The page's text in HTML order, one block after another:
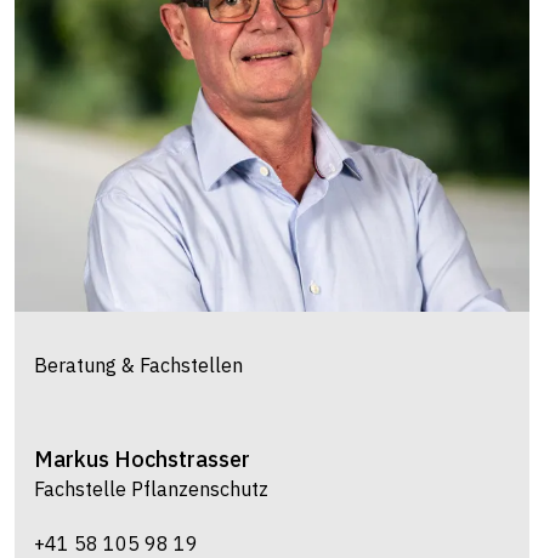
Beratung & Fachstellen
Markus Hochstrasser
Fachstelle Pflanzenschutz
+41 58 105 98 19